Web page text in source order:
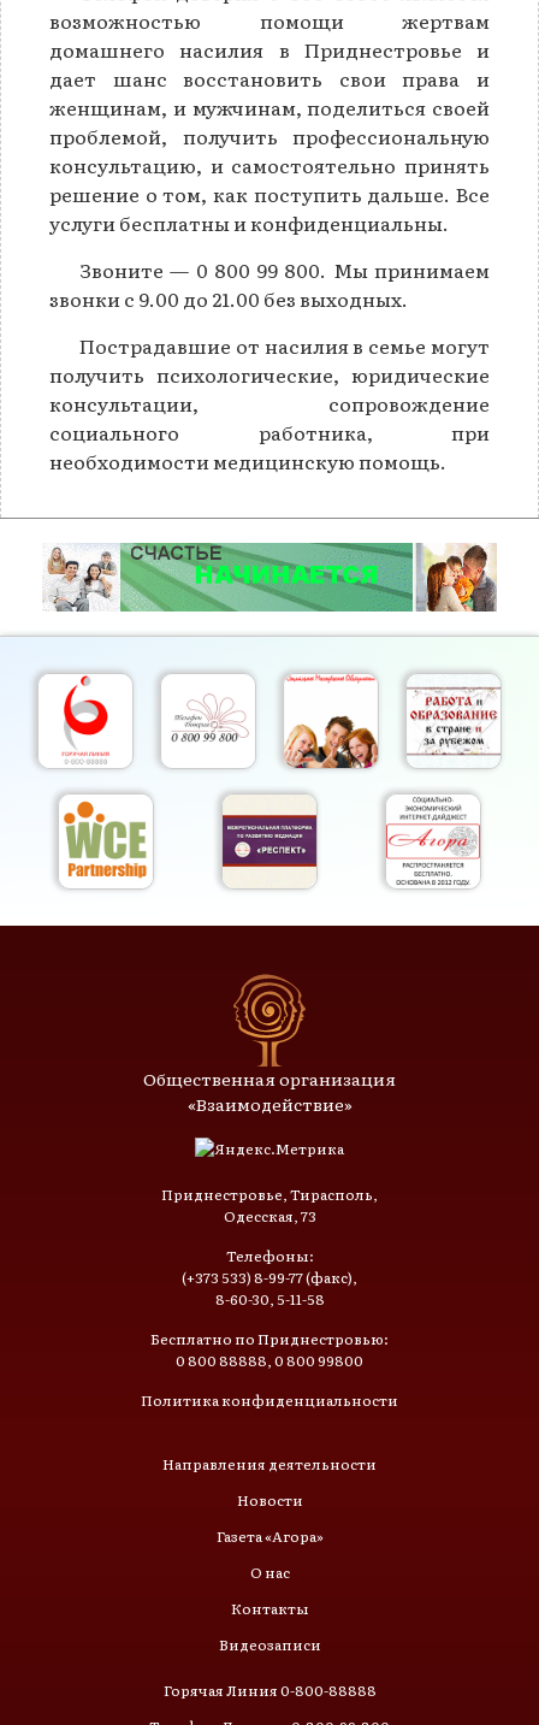
возможностью помощи жертвам
домашнего насилия в Приднестровье и
дает шанс восстановить свои права и
женщинам, и мужчинам, поделиться своей
проблемой, получить профессиональную
консультацию, и самостоятельно принять
решение о том, как поступить дальше. Все
услуги бесплатны и конфиденциальны.
Звоните — 0 800 99 800. Мы принимаем
звонки с 9.00 до 21.00 без выходных.
Пострадавшие от насилия в семье могут
получить психологические, юридические
консультации, сопровождение
социального работника, при
необходимости медицинскую помощь.
Общественная организация
«Взаимодействие»
Приднестровье, Тирасполь,
Одесская, 73
Телефоны:
(+373 533) 8-99-77 (факс),
8-60-30, 5-11-58
Бесплатно по Приднестровью:
0 800 88888, 0 800 99800
Политика конфиденциальности
Направления деятельности
Новости
Газета «Агора»
О нас
Контакты
Видеозаписи
Горячая Линия 0-800-88888